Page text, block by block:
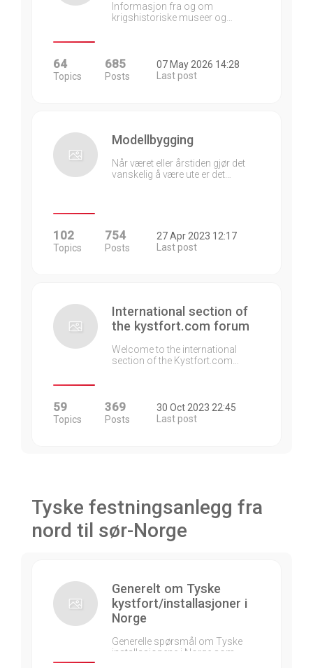
Informasjon fra og om
krigshistoriske museer og…
64
Topics
685
Posts
07 May 2026 14:28
Last post
Modellbygging
Når været eller årstiden gjør det
vanskelig å være ute er det…
102
Topics
754
Posts
27 Apr 2023 12:17
Last post
International section of
the kystfort.com forum
Welcome to the international
section of the Kystfort.com…
59
Topics
369
Posts
30 Oct 2023 22:45
Last post
Tyske festningsanlegg fra
nord til sør-Norge
Generelt om Tyske
kystfort/installasjoner i
Norge
Generelle spørsmål om Tyske
installasjonene i Norge som…